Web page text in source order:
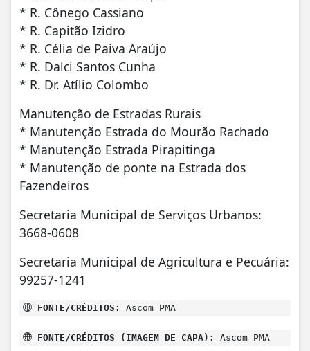
* R. Cônego Cassiano
* R. Capitão Izidro
* R. Célia de Paiva Araújo
* R. Dalci Santos Cunha
* R. Dr. Atílio Colombo
Manutenção de Estradas Rurais
* Manutenção Estrada do Mourão Rachado
* ⁠Manutenção Estrada Pirapitinga
* ⁠Manutenção de ponte na Estrada dos
Fazendeiros
Secretaria Municipal de Serviços Urbanos:
3668-0608
Secretaria Municipal de Agricultura e Pecuária:
99257-1241
FONTE/CRÉDITOS: Ascom PMA
FONTE/CRÉDITOS (IMAGEM DE CAPA): Ascom PMA